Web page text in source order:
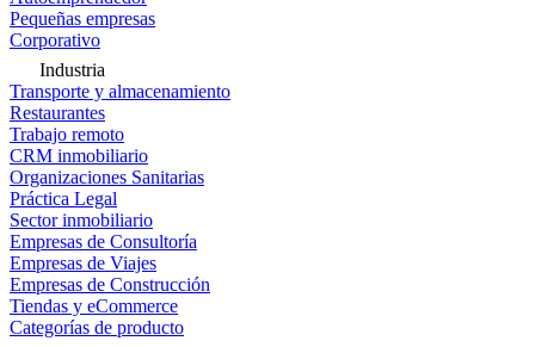
Pequeñas empresas
Corporativo
Industria
Transporte y almacenamiento
Restaurantes
Trabajo remoto
CRM inmobiliario
Organizaciones Sanitarias
Práctica Legal
Sector inmobiliario
Empresas de Consultoría
Empresas de Viajes
Empresas de Construcción
Tiendas y eCommerce
Categorías de producto